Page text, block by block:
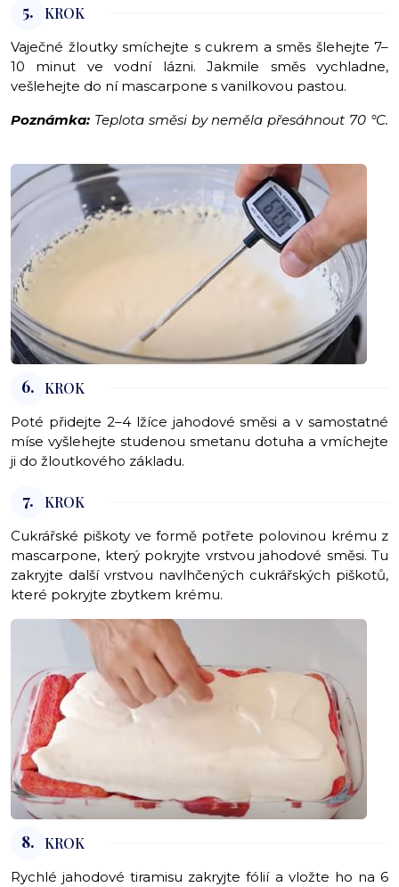
5. KROK
Vaječné žloutky smíchejte s cukrem a směs šlehejte 7–
10 minut ve vodní lázni. Jakmile směs vychladne,
vešlehejte do ní mascarpone s vanilkovou pastou.
Poznámka: Teplota směsi by neměla přesáhnout 70 °C.
6. KROK
Poté přidejte 2–4 lžíce jahodové směsi a v samostatné
míse vyšlehejte studenou smetanu dotuha a vmíchejte
ji do žloutkového základu.
7. KROK
Cukrářské piškoty ve formě potřete polovinou krému z
mascarpone, který pokryjte vrstvou jahodové směsi. Tu
zakryjte další vrstvou navlhčených cukrářských piškotů,
které pokryjte zbytkem krému.
8. KROK
Rychlé jahodové tiramisu zakryjte fólií a vložte ho na 6